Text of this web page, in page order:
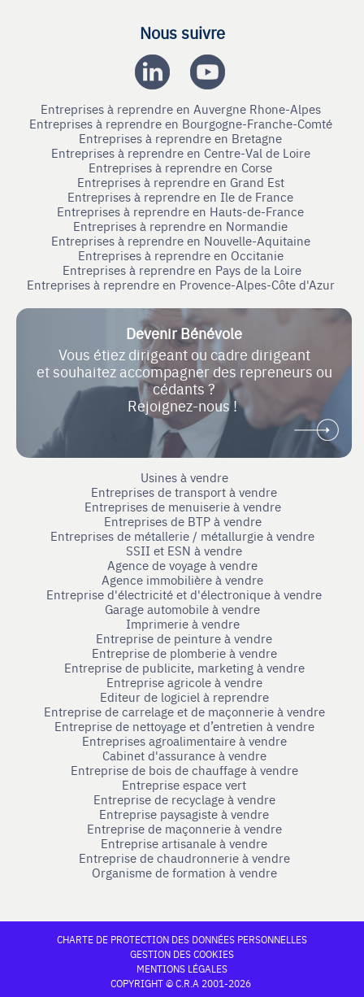
Nous suivre
Entreprises à reprendre en Auvergne Rhone-Alpes
Entreprises à reprendre en Bourgogne-Franche-Comté
Entreprises à reprendre en Bretagne
Entreprises à reprendre en Centre-Val de Loire
Entreprises à reprendre en Corse
Entreprises à reprendre en Grand Est
Entreprises à reprendre en Ile de France
Entreprises à reprendre en Hauts-de-France
Entreprises à reprendre en Normandie
Entreprises à reprendre en Nouvelle-Aquitaine
Entreprises à reprendre en Occitanie
Entreprises à reprendre en Pays de la Loire
Entreprises à reprendre en Provence-Alpes-Côte d'Azur
Devenir Bénévole
Vous étiez dirigeant ou cadre dirigeant
et souhaitez accompagner des repreneurs ou
cédants ?
Rejoignez-nous !
Usines à vendre
Entreprises de transport à vendre
Entreprises de menuiserie à vendre
Entreprises de BTP à vendre
Entreprises de métallerie / métallurgie à vendre
SSII et ESN à vendre
Agence de voyage à vendre
Agence immobilière à vendre
Entreprise d'électricité et d'électronique à vendre
Garage automobile à vendre
Imprimerie à vendre
Entreprise de peinture à vendre
Entreprise de plomberie à vendre
Entreprise de publicite, marketing à vendre
Entreprise agricole à vendre
Editeur de logiciel à reprendre
Entreprise de carrelage et de maçonnerie à vendre
Entreprise de nettoyage et d’entretien à vendre
Entreprises agroalimentaire à vendre
Cabinet d'assurance à vendre
Entreprise de bois de chauffage à vendre
Entreprise espace vert
Entreprise de recyclage à vendre
Entreprise paysagiste à vendre
Entreprise de maçonnerie à vendre
Entreprise artisanale à vendre
Entreprise de chaudronnerie à vendre
Organisme de formation à vendre
CHARTE DE PROTECTION DES DONNÉES PERSONNELLES
GESTION DES COOKIES
MENTIONS LÉGALES
COPYRIGHT © C.R.A 2001-2026